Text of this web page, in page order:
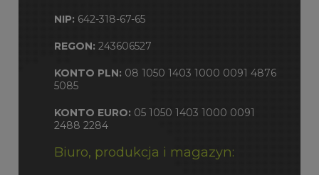
NIP: 642-318-67-65
REGON: 243606527
KONTO PLN: 08 1050 1403 1000 0091 4876
5085
KONTO EURO: 05 1050 1403 1000 0091
2488 2284
Biuro, produkcja i magazyn: